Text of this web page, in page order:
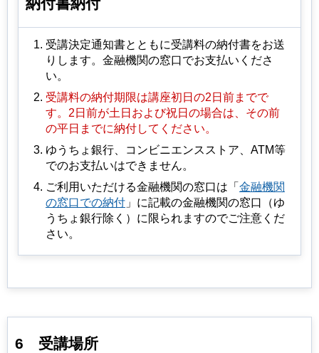
納付書納付
受講決定通知書とともに受講料の納付書をお送
りします。金融機関の窓口でお支払いくださ
い。
受講料の納付期限は講座初日の2日前までで
す。2日前が土日および祝日の場合は、その前
の平日までに納付してください。
ゆうちょ銀行、コンビニエンスストア、ATM等
でのお支払いはできません。
ご利用いただける金融機関の窓口は「 金融機関
の窓口での納付 」に記載の金融機関の窓口（ゆ
うちょ銀行除く）に限られますのでご注意くだ
さい。
6 受講場所